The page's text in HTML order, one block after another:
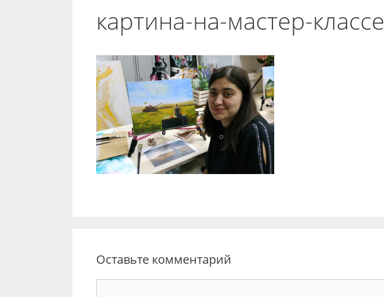
картина-на-мастер-классе
Оставьте комментарий